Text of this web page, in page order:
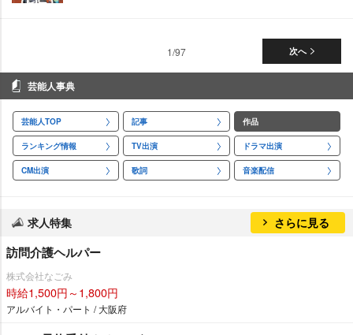
次へ
1/97
芸能人事典
芸能人TOP 記事 作品
ランキング情報 TV出演 ドラマ出演
CM出演 歌詞 音楽配信
求人特集 さらに見る
訪問介護ヘルパー
株式会社なごみ
時給1,500円～1,800円
アルバイト・パート / 大阪府